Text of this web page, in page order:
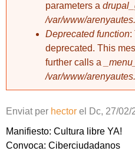
parameters a
/var/www/
Deprecated function:
deprecated. This
further calls a
/var/www/
Enviat per hector el
Dc, 27/02/
Manifiesto: Cultura libre YA!
Convoca: Ciberciudadanos